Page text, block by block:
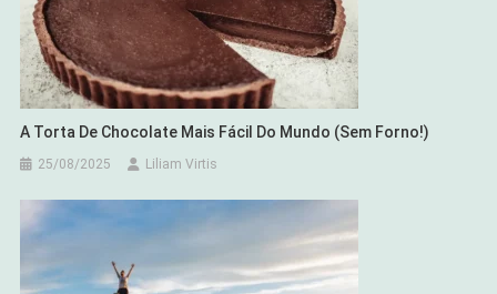
A Torta De Chocolate Mais Fácil Do Mundo (Sem Forno!)
25/08/2025 Liliam Virtis